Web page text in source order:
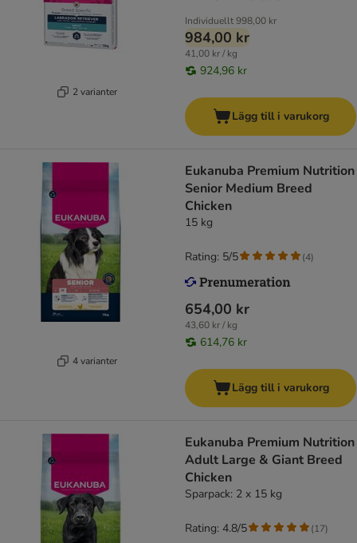
2 varianter
Individuellt998,00 kr
984,00 kr
41,00 kr / kg
924,96 kr
Lägg till i varukorg
4 varianter
Eukanuba Premium Nutrition
Senior Medium Breed
Chicken
15 kg
654,00 kr
43,60 kr / kg
614,76 kr
Rating: 5/5 (4)
Lägg till i varukorg
Eukanuba Premium Nutrition
Adult Large & Giant Breed
Chicken
Sparpack: 2 x 15 kg
Rating: 4.8/5 (17)